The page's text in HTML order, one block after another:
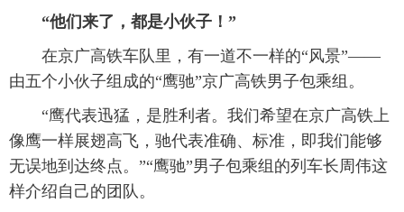
“他们来了，都是小伙子！”
在京广高铁车队里，有一道不一样的“风景”——
由五个小伙子组成的“鹰驰”京广高铁男子包乘组。
“鹰代表迅猛，是胜利者。我们希望在京广高铁上
像鹰一样展翅高飞，驰代表准确、标准，即我们能够
无误地到达终点。”“鹰驰”男子包乘组的列车长周伟这
样介绍自己的团队。